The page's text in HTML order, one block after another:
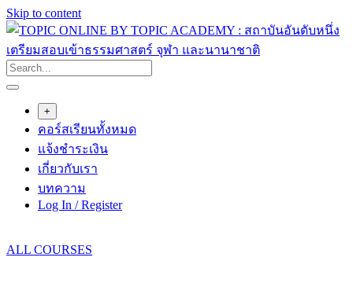
Skip to content
+
คอร์สเรียนทั้งหมด
แจ้งชำระเงิน
เกี่ยวกับเรา
บทความ
Log In / Register
ALL COURSES